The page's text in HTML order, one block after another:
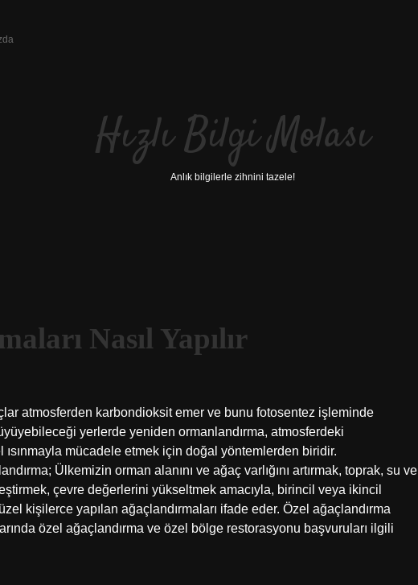
Hızlı Bilgi Molası
Anlık bilgilerle zihnini tazele!
Nasıl Yapılır
atmosferden karbondioksit emer ve bunu fotosentez işleminde
yerlerde yeniden ormanlandırma, atmosferdeki
mücadele etmek için doğal yöntemlerden biridir.
Ülkemizin orman alanını ve ağaç varlığını artırmak, toprak, su ve
çevre değerlerini yükseltmek amacıyla, birincil veya ikincil
kişilerce yapılan ağaçlandırmaları ifade eder. Özel ağaçlandırma
özel ağaçlandırma ve özel bölge restorasyonu başvuruları ilgili